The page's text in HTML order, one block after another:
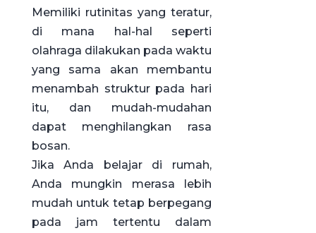
Memiliki rutinitas yang teratur,
di mana hal-hal seperti
olahraga dilakukan pada waktu
yang sama akan membantu
menambah struktur pada hari
itu, dan mudah-mudahan
dapat menghilangkan rasa
bosan.
Jika Anda belajar di rumah,
Anda mungkin merasa lebih
mudah untuk tetap berpegang
pada jam tertentu dalam